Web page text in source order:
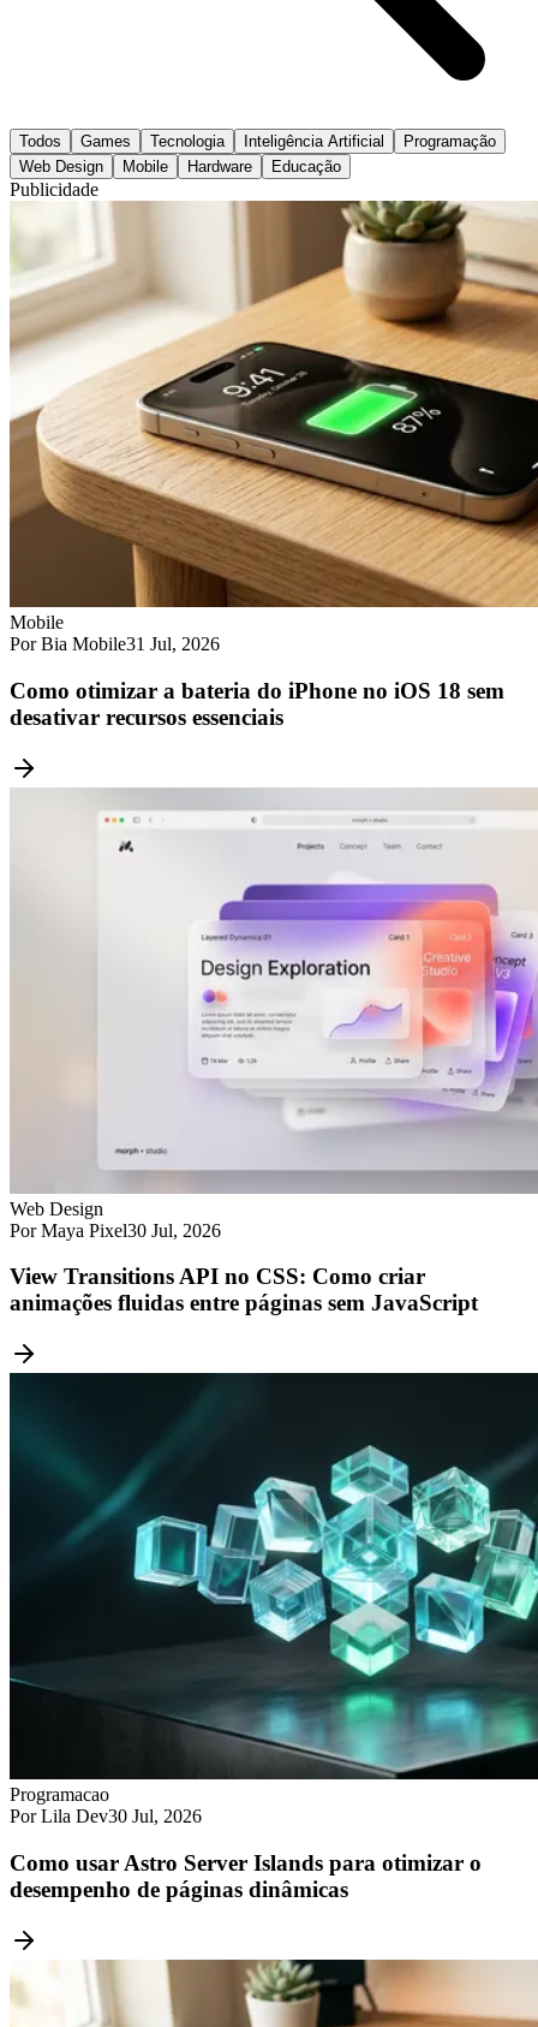
Todos Games Tecnologia Inteligência Artificial
Programação
Web Design
Mobile Hardware Educação
Publicidade
Mobile
Por Bia Mobile31 Jul, 2026
Como otimizar a bateria do iPhone no iOS 18 sem
desativar recursos essenciais
Web Design
Por Maya Pixel30 Jul, 2026
View Transitions API no CSS: Como criar
animações fluidas entre páginas sem JavaScript
Programacao
Por Lila Dev30 Jul, 2026
Como usar Astro Server Islands para otimizar o
desempenho de páginas dinâmicas